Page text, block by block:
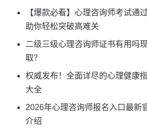
【爆款必看】心理咨询师考试通
助你轻松突破高难关
二级三级心理咨询师证书有用吗
取？
权威发布！全面详尽的心理健康
大全
2026年心理咨询师报名入口最新
介绍